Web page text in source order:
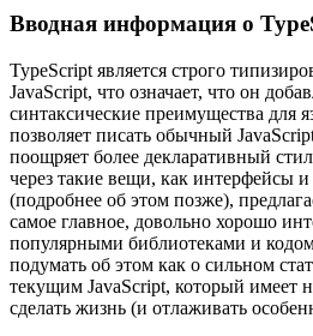
Вводная информация о
TypeScript является строго
JavaScript, что означает, что он
синтаксические преимущества для
позволяет писать обычный
поощряет более декларативный
через такие вещи, как интерфейсы
(подробнее об этом позже),
самое главное, довольно хорошо
популярными библиотеками и
подумать об этом как о сильном
текущим JavaScript, который имеет
сделать жизнь (и отлаживать